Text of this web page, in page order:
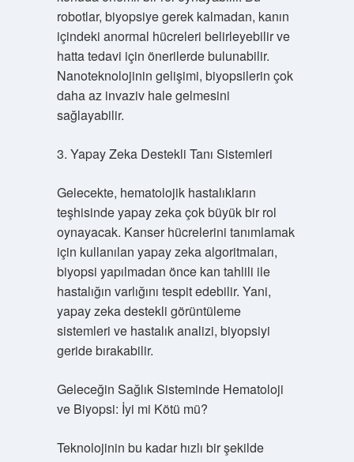
robotlar, biyopsiye gerek kalmadan, kanın
içindeki anormal hücreleri belirleyebilir ve
hatta tedavi için önerilerde bulunabilir.
Nanoteknolojinin gelişimi, biyopsilerin çok
daha az invaziv hale gelmesini
sağlayabilir.
3. Yapay Zeka Destekli Tanı Sistemleri
Gelecekte, hematolojik hastalıkların
teşhisinde yapay zeka çok büyük bir rol
oynayacak. Kanser hücrelerini tanımlamak
için kullanılan yapay zeka algoritmaları,
biyopsi yapılmadan önce kan tahlili ile
hastalığın varlığını tespit edebilir. Yani,
yapay zeka destekli görüntüleme
sistemleri ve hastalık analizi, biyopsiyi
geride bırakabilir.
Geleceğin Sağlık Sisteminde Hematoloji
ve Biyopsi: İyi mi Kötü mü?
Teknolojinin bu kadar hızlı bir şekilde